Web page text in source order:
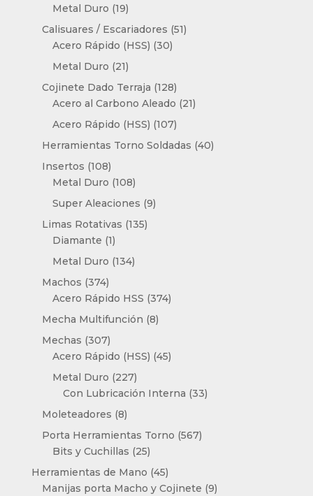
Metal Duro 1919
productos
Calisuares / Escariadores 5151
Acero Rápido (HSS) 3030
Metal Duro 2121
productos
Cojinete Dado Terraja 128128
productos
Acero al Carbono Aleado 2121
Acero Rápido (HSS) 107107
productos
Herramientas Torno Soldadas 4040
Insertos 108108
productos
Metal Duro 108108
productos
Super Aleaciones 99
Limas Rotativas 135135
Diamante 11
producto
Metal Duro 134134
Machos 374374
productos
Acero Rápido HSS 374374
Mecha Multifunción 88
Mechas 307307
productos
Acero Rápido (HSS) 4545
Metal Duro 227227
productos
Con Lubricación Interna 3333
Moleteadores 88
productos
Porta Herramientas Torno 567567
Bits y Cuchillas 2525
productos
Herramientas de Mano 4545
productos
Manijas porta Macho y Cojinete 99